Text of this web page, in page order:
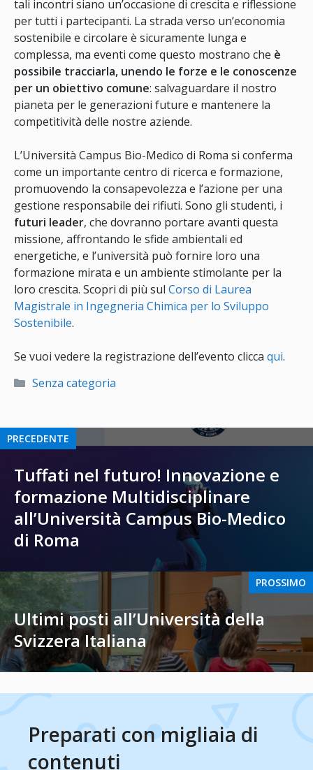
tali incontri siano un’occasione di crescita e riflessione
per tutti i partecipanti. La strada verso un’economia
sostenibile e circolare è sicuramente lunga e
complessa, ma eventi come questo mostrano che è
possibile tracciarla, unendo le forze e le conoscenze
per un obiettivo comune: salvaguardare il nostro
pianeta per le generazioni future e mantenere la
competitività delle nostre aziende.
L’Università Campus Bio-Medico di Roma si conferma
come un importante centro di ricerca e formazione,
promuovendo la consapevolezza e l’azione per una
gestione responsabile dei rifiuti. Sono gli studenti, i
futuri leader, che dovranno portare avanti questa
missione, affrontando le sfide ambientali ed
energetiche, e l’università può fornire loro una
formazione mirata e un ambiente stimolante per la
loro crescita. Scopri di più sul Corso di Laurea
Magistrale in Ingegneria Chimica per lo Sviluppo
Sostenibile.
Se vuoi vedere la registrazione dell’evento clicca qui.
Categorie
Senza categoria
PRECEDENTE
Tuffati nel futuro! Innovazione e
formazione Multidisciplinare
all’Università Campus Bio-Medico
di Roma
PROSSIMO
Ultimi posti all’Università della
Svizzera Italiana
Preparati con migliaia di
contenuti